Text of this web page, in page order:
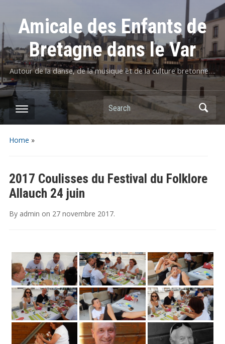
Amicale des Enfants de
Bretagne dans le Var
Autour de la danse, de la musique et de la culture bretonne….
Home »
2017 Coulisses du Festival du Folklore
Allauch 24 juin
By admin on 27 novembre 2017.